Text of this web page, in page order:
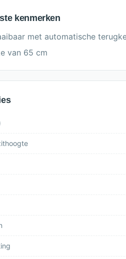
kenmerken
met automatische
van 65 cm